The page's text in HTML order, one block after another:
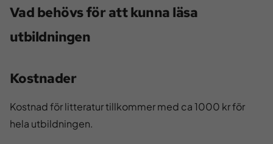
Vad behövs för att kunna läsa
utbildningen
Kostnader
Kostnad för litteratur tillkommer med ca 1000 kr för
hela utbildningen.